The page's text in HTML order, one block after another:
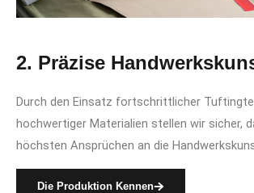
2. Präzise
Durch den Einsatz fortschrittlicher
hochwertiger Materialien stellen wir sicher,
höchsten Ansprüchen an die
Die Produktion Kennen